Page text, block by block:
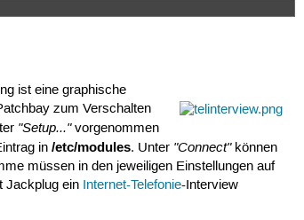
ist eine graphische
zum Verschalten
"Setup..."vorgenommen
in/etc/modules. Unter "Connect"können
müssen in den jeweiligen Einstellungen auf
Jackplug ein Internet-Telefonie-Interview